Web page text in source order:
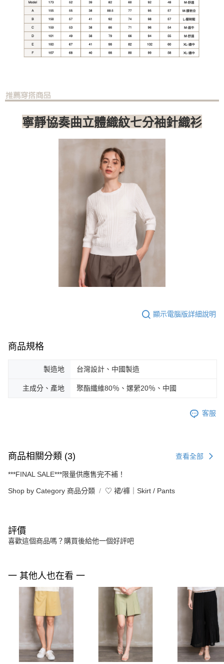
寧靜協奏曲立體織紋七分袖針織衫
顯示電腦版詳細說明
商品規格
製造地 台灣設計、中國製造
主成分、產地 聚酯纖維80％、嫘縈20％、中國
客服
商品相關分類 (3) 查看全部
***FINAL SALE***限量供應售完不補！
Shop by Category 商品分類 ♡ 裙/褲｜Skirt / Pants
評價
喜歡這個商品嗎？購買後給他一個好評吧
一 其他人也在看 一